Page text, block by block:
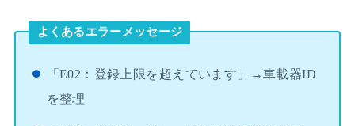
よくあるエラーメッセージ
「E02：登録上限を超えています」→車載器ID
を整理